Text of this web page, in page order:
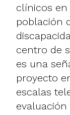
clínicos en
población
centro de
es una
proyecto
escalas